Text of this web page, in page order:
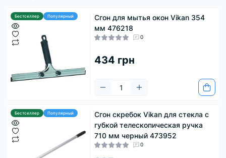
Бестселлер Популярный
Сгон для мытья окон Vikan 354
мм 476218
0
434 грн
Бестселлер Популярный
Сгон скребок Vikan для стекла с
губкой телескопическая ручка
710 мм черный 473952
0